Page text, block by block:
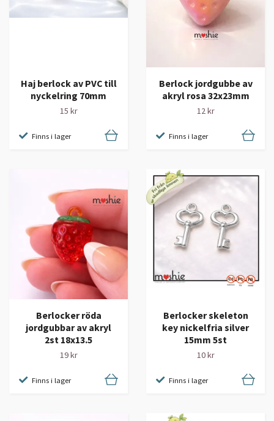
Haj berlock av PVC till
nyckelring 70mm
15 kr
Finns i lager
Berlock jordgubbe av
akryl rosa 32x23mm
12 kr
Finns i lager
Berlocker röda
jordgubbar av akryl
2st 18x13.5
19 kr
Finns i lager
Berlocker skeleton
key nickelfria silver
15mm 5st
10 kr
Finns i lager